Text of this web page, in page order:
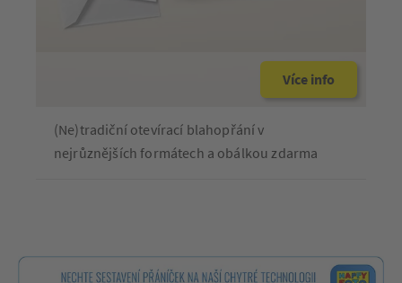
Více info
(Ne)tradiční otevírací blahopřání v
nejrůznějších formátech a obálkou zdarma